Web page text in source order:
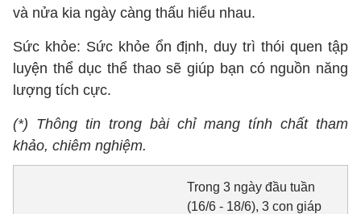
và nửa kia ngày càng thấu hiểu nhau.
Sức khỏe: Sức khỏe ổn định, duy trì thói quen tập
luyện thể dục thể thao sẽ giúp bạn có nguồn năng
lượng tích cực.
(*) Thông tin trong bài chỉ mang tính chất tham
khảo, chiêm nghiệm.
Trong 3 ngày đầu tuần
(16/6 - 18/6), 3 con giáp